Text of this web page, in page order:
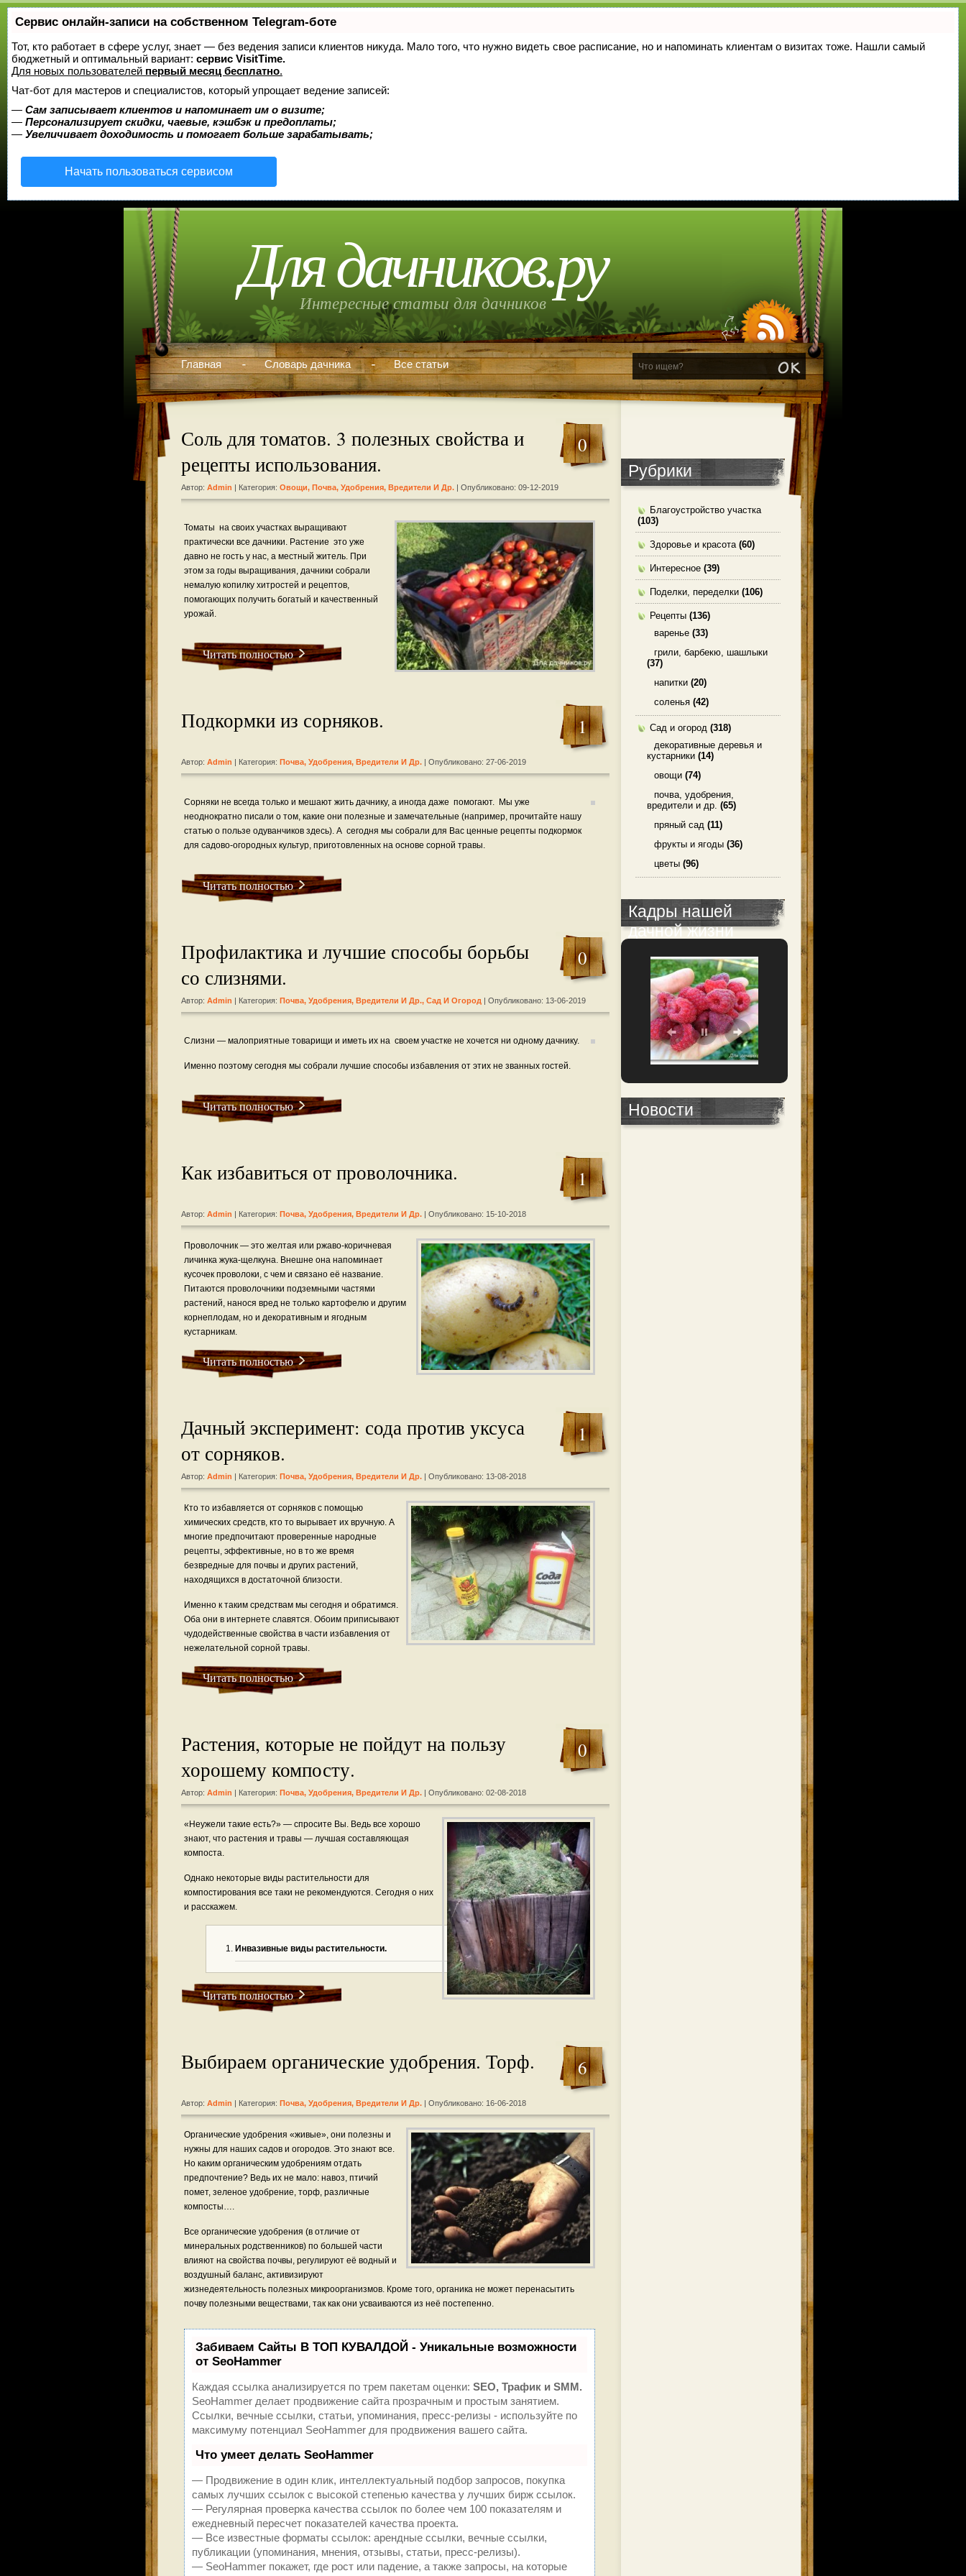
Сервис онлайн-записи на собственном Telegram-боте
Тот, кто работает в сфере услуг, знает — без ведения записи клиентов никуда. Мало того, что нужно видеть свое расписание, но и напоминать клиентам о визитах тоже. Нашли самый
бюджетный и оптимальный вариант: сервис VisitTime.
Для новых пользователей первый месяц бесплатно.
Чат-бот для мастеров и специалистов, который упрощает ведение записей:
— Сам записывает клиентов и напоминает им о визите;
— Персонализирует скидки, чаевые, кэшбэк и предоплаты;
— Увеличивает доходимость и помогает больше зарабатывать;
Начать пользоваться сервисом
Для дачников.ру
Интересные статьи для дачников
Главная Словарь дачника Все статьи
Соль для томатов. 3 полезных свойства и
рецепты использования.
0
Автор: Admin | Категория: Овощи, Почва, Удобрения, Вредители И Др. | Опубликовано: 09-12-2019
Томаты на своих участках выращивают
практически все дачники. Растение это уже
давно не гость у нас, а местный житель. При
этом за годы выращивания, дачники собрали
немалую копилку хитростей и рецептов,
помогающих получить богатый и качественный
урожай.
Читать полностью
Подкормки из сорняков. 1
Автор: Admin | Категория: Почва, Удобрения, Вредители И Др. | Опубликовано: 27-06-2019
Сорняки не всегда только и мешают жить дачнику, а иногда даже помогают. Мы уже
неоднократно писали о том, какие они полезные и замечательные (например, прочитайте нашу
статью о пользе одуванчиков здесь). А сегодня мы собрали для Вас ценные рецепты подкормок
для садово-огородных культур, приготовленных на основе сорной травы.
Читать полностью
Профилактика и лучшие способы борьбы
со слизнями.
0
Автор: Admin | Категория: Почва, Удобрения, Вредители И Др., Сад И Огород | Опубликовано: 13-06-2019
Слизни — малоприятные товарищи и иметь их на своем участке не хочется ни одному дачнику.
Именно поэтому сегодня мы собрали лучшие способы избавления от этих не званных гостей.
Читать полностью
Как избавиться от проволочника. 1
Автор: Admin | Категория: Почва, Удобрения, Вредители И Др. | Опубликовано: 15-10-2018
Проволочник — это желтая или ржаво-коричневая
личинка жука-щелкуна. Внешне она напоминает
кусочек проволоки, с чем и связано её название.
Питаются проволочники подземными частями
растений, нанося вред не только картофелю и другим
корнеплодам, но и декоративным и ягодным
кустарникам.
Читать полностью
Дачный эксперимент: сода против уксуса
от сорняков.
1
Автор: Admin | Категория: Почва, Удобрения, Вредители И Др. | Опубликовано: 13-08-2018
Кто то избавляется от сорняков с помощью
химических средств, кто то вырывает их вручную. А
многие предпочитают проверенные народные
рецепты, эффективные, но в то же время
безвредные для почвы и других растений,
находящихся в достаточной близости.
Именно к таким средствам мы сегодня и обратимся.
Оба они в интернете славятся. Обоим приписывают
чудодейственные свойства в части избавления от
нежелательной сорной травы.
Читать полностью
Растения, которые не пойдут на пользу
хорошему компосту.
0
Автор: Admin | Категория: Почва, Удобрения, Вредители И Др. | Опубликовано: 02-08-2018
«Неужели такие есть?» — спросите Вы. Ведь все хорошо
знают, что растения и травы — лучшая составляющая
компоста.
Однако некоторые виды растительности для
компостирования все таки не рекомендуются. Сегодня о них
и расскажем.
Инвазивные виды растительности.
Читать полностью
Выбираем органические удобрения. Торф. 6
Автор: Admin | Категория: Почва, Удобрения, Вредители И Др. | Опубликовано: 16-06-2018
Органические удобрения «живые», они полезны и
нужны для наших садов и огородов. Это знают все.
Но каким органическим удобрениям отдать
предпочтение? Ведь их не мало: навоз, птичий
помет, зеленое удобрение, торф, различные
компосты….
Все органические удобрения (в отличие от
минеральных родственников) по большей части
влияют на свойства почвы, регулируют её водный и
воздушный баланс, активизируют
жизнедеятельность полезных микроорганизмов. Кроме того, органика не может перенасытить
почву полезными веществами, так как они усваиваются из неё постепенно.
Забиваем Сайты В ТОП КУВАЛДОЙ - Уникальные возможности
от SeoHammer
Каждая ссылка анализируется по трем пакетам оценки: SEO, Трафик и SMM.
SeoHammer делает продвижение сайта прозрачным и простым занятием.
Ссылки, вечные ссылки, статьи, упоминания, пресс-релизы - используйте по
максимуму потенциал SeoHammer для продвижения вашего сайта.
Что умеет делать SeoHammer
— Продвижение в один клик, интеллектуальный подбор запросов, покупка
самых лучших ссылок с высокой степенью качества у лучших бирж ссылок.
— Регулярная проверка качества ссылок по более чем 100 показателям и
ежедневный пересчет показателей качества проекта.
— Все известные форматы ссылок: арендные ссылки, вечные ссылки,
публикации (упоминания, мнения, отзывы, статьи, пресс-релизы).
— SeoHammer покажет, где рост или падение, а также запросы, на которые
Рубрики
Благоустройство участка
(103)
Здоровье и красота(60)
Интересное (39)
Поделки, переделки (106)
Рецепты (136)
варенье (33)
грили, барбекю, шашлыки
(37)
напитки (20)
соленья (42)
Сад и огород (318)
декоративные деревья и
кустарники (14)
овощи (74)
почва, удобрения,
вредители и др. (65)
пряный сад (11)
фрукты и ягоды (36)
цветы (96)
Кадры нашей
дачной жизни
Новости